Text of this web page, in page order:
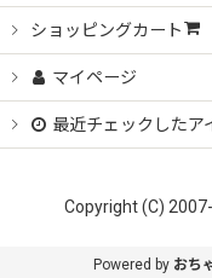
ショッピングカート
マイページ
最近チェックしたア
Copyright (C)
Powered by おち